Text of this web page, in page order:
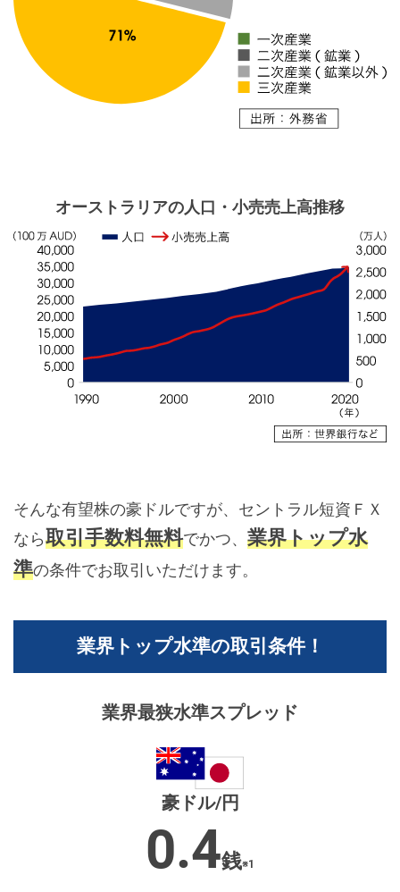
オーストラリアの人口・小売売上高推移
そんな有望株の豪ドルですが、セントラル短資ＦＸ
なら取引手数料無料でかつ、 業界トップ水
準の条件でお取引いただけます。
業界トップ水準の取引条件！
業界最狭水準スプレッド
豪ドル/円
0.4銭※1